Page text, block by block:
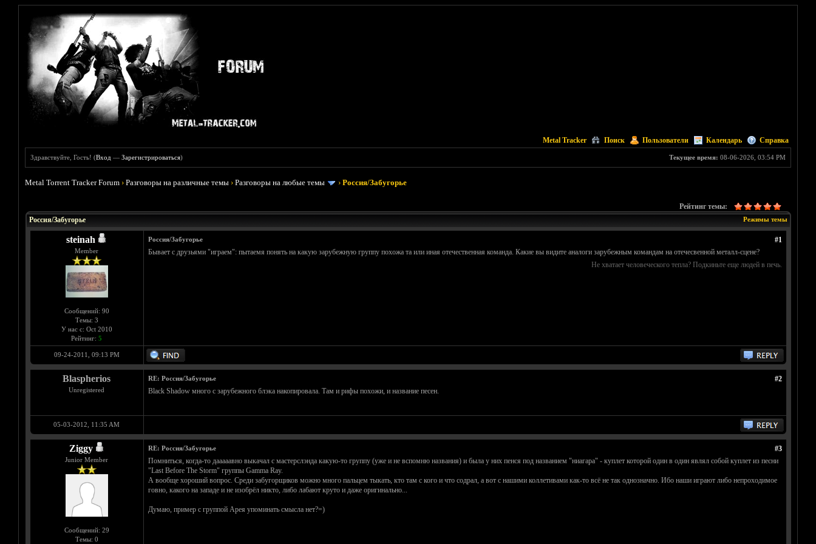
Metal Tracker Поиск Пользователи Календарь Справка
Текущее время: 08-06-2026, 03:54 PM
Здравствуйте, Гость! (Вход —Зарегистрироваться)
Metal Torrent Tracker Forum ›Разговоры на различные темы ›Разговоры на любые темы ›Россия/Забугорье
Рейтинг темы:
Режимы темы
Россия/Забугорье
steinah
Member
Сообщений: 90
Темы: 3
У нас с: Oct 2010
Рейтинг: 5
#1
Россия/Забугорье
Бывает с друзьями "играем": пытаемя понять на какую зарубежную группу похожа та или иная отечественная команда. Какие вы видите аналоги зарубежным командам на отечесвенной металл-сцене?
Не хватает человеческого тепла? Подкиньте еще людей в печь.
09-24-2011, 09:13 PM
Blaspherios
Unregistered
#2
RE: Россия/Забугорье
Black Shadow много с зарубежного блэка накопировала. Там и рифы похожи, и название песен.
05-03-2012, 11:35 AM
Ziggy
Junior Member
Сообщений: 29
Темы: 0
#3
RE: Россия/Забугорье
Помниться, когда-то дааааавно выкачал с мастерслэнда какую-то группу (уже и не вспомню названия) и была у них пенся под названием "ниагара" - куплет которой один в один являл собой куплет из песни
"Last Before The Storm" группы Gamma Ray.
А вообще хороший вопрос. Среди забугорщиков можно много пальцем тыкать, кто там с кого и что содрал, а вот с нашими коллетивами как-то всё не так однозначно. Ибо наши играют либо непроходимое
говно, какого на западе и не изобрёл никто, либо лабают круто и даже оригинально...
Думаю, пример с группой Арея упоминать смысла нет?=)